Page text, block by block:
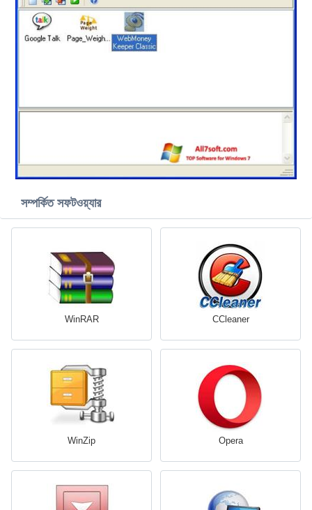
সম্পর্কিত সফটওয়্যার
WinRAR CCleaner
WinZip Opera